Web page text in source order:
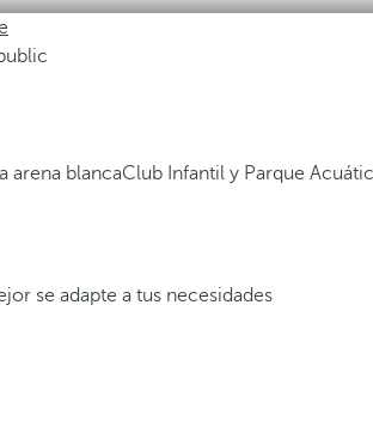
arena blancaClub Infantil y Parque
se adapte a tus necesidades